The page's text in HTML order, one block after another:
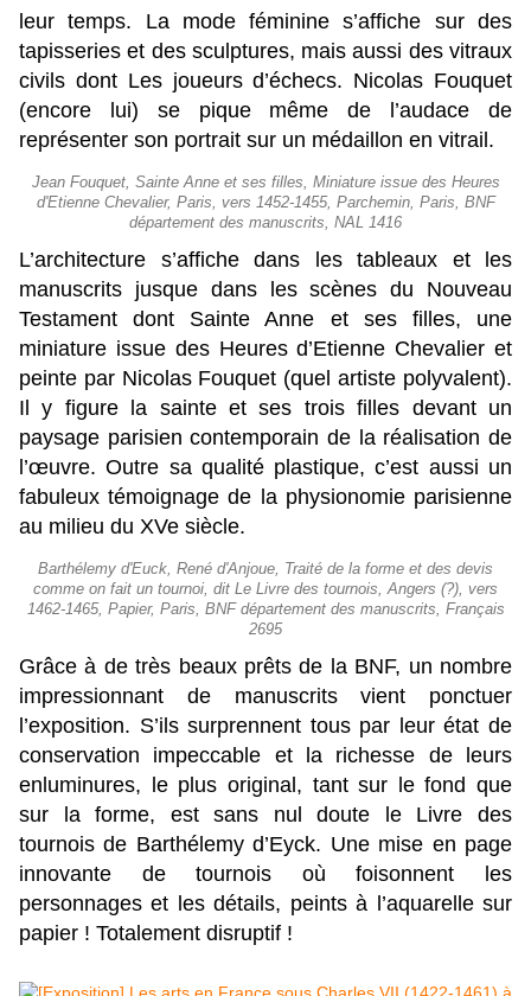
leur temps. La mode féminine s’affiche sur des
tapisseries et des sculptures, mais aussi des vitraux
civils dont Les joueurs d’échecs. Nicolas Fouquet
(encore lui) se pique même de l’audace de
représenter son portrait sur un médaillon en vitrail.
Jean Fouquet, Sainte Anne et ses filles, Miniature issue des Heures
d'Etienne Chevalier, Paris, vers 1452-1455, Parchemin, Paris, BNF
département des manuscrits, NAL 1416
L’architecture s’affiche dans les tableaux et les
manuscrits jusque dans les scènes du Nouveau
Testament dont Sainte Anne et ses filles, une
miniature issue des Heures d’Etienne Chevalier et
peinte par Nicolas Fouquet (quel artiste polyvalent).
Il y figure la sainte et ses trois filles devant un
paysage parisien contemporain de la réalisation de
l’œuvre. Outre sa qualité plastique, c’est aussi un
fabuleux témoignage de la physionomie parisienne
au milieu du XVe siècle.
Barthélemy d'Euck, René d'Anjoue, Traité de la forme et des devis
comme on fait un tournoi, dit Le Livre des tournois, Angers (?), vers
1462-1465, Papier, Paris, BNF département des manuscrits, Français
2695
Grâce à de très beaux prêts de la BNF, un nombre
impressionnant de manuscrits vient ponctuer
l’exposition. S’ils surprennent tous par leur état de
conservation impeccable et la richesse de leurs
enluminures, le plus original, tant sur le fond que
sur la forme, est sans nul doute le Livre des
tournois de Barthélemy d’Eyck. Une mise en page
innovante de tournois où foisonnent les
personnages et les détails, peints à l’aquarelle sur
papier ! Totalement disruptif !